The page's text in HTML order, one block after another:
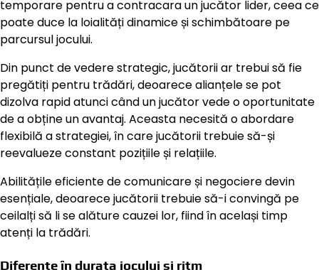
temporare pentru a contracara un jucător lider, ceea ce
poate duce la loialități dinamice și schimbătoare pe
parcursul jocului.
Din punct de vedere strategic, jucătorii ar trebui să fie
pregătiți pentru trădări, deoarece alianțele se pot
dizolva rapid atunci când un jucător vede o oportunitate
de a obține un avantaj. Aceasta necesită o abordare
flexibilă a strategiei, în care jucătorii trebuie să-și
reevalueze constant pozițiile și relațiile.
Abilitățile eficiente de comunicare și negociere devin
esențiale, deoarece jucătorii trebuie să-i convingă pe
ceilalți să li se alăture cauzei lor, fiind în același timp
atenți la trădări.
Diferențe în durata jocului și ritm